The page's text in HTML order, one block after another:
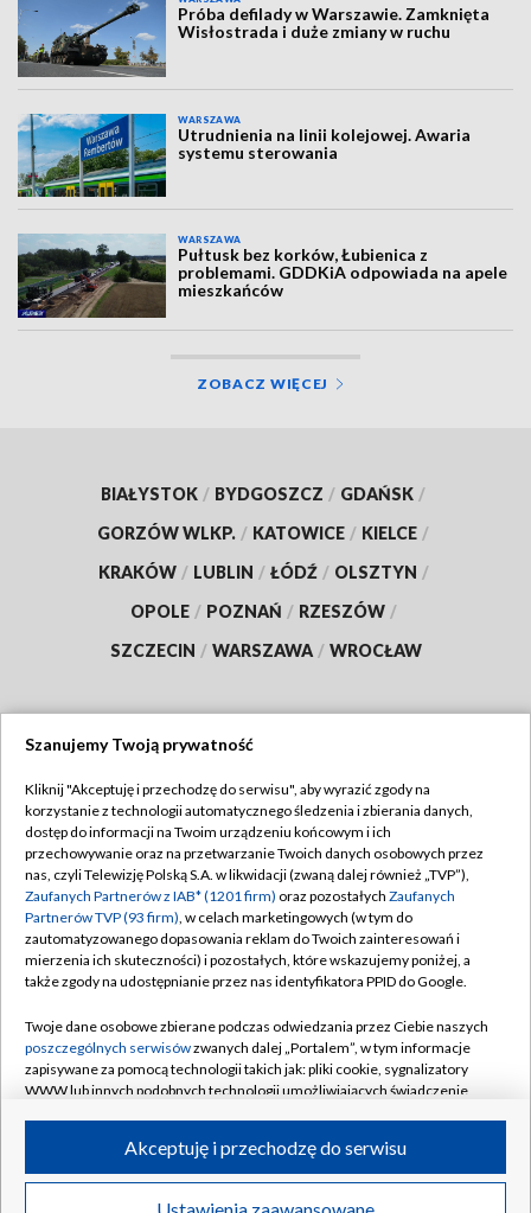
Próba defilady w Warszawie. Zamknięta
Wisłostrada i duże zmiany w ruchu
WARSZAWA
Utrudnienia na linii kolejowej. Awaria
systemu sterowania
WARSZAWA
Pułtusk bez korków, Łubienica z
problemami. GDDKiA odpowiada na apele
mieszkańców
ZOBACZ WIĘCEJ
BIAŁYSTOK / BYDGOSZCZ / GDAŃSK /
GORZÓW WLKP. / KATOWICE / KIELCE /
KRAKÓW / LUBLIN / ŁÓDŹ / OLSZTYN /
OPOLE / POZNAŃ / RZESZÓW /
SZCZECIN / WARSZAWA / WROCŁAW
TVP
Abonament TVP
Emisja w TVP
Centrum informacji TVP
Naziemna Telewizja Cyfrowa
Rada Programowa
System NOS
Informacje o nadawcy
Program dla prasy
Regulamin TVP
Polityka prywatności
Moje zgody
Pomoc
Kontakt
Kanały
©2026 Telewizja Polska S.A. w likwidacji
Szanujemy Twoją prywatność
Kliknij "Akceptuję i przechodzę do serwisu", aby wyrazić zgody na
korzystanie z technologii automatycznego śledzenia i zbierania danych,
dostęp do informacji na Twoim urządzeniu końcowym i ich
przechowywanie oraz na przetwarzanie Twoich danych osobowych przez
nas, czyli Telewizję Polską S.A. w likwidacji (zwaną dalej również „TVP”),
Zaufanych Partnerów z IAB* (1201 firm) oraz pozostałych Zaufanych
Partnerów TVP (93 firm), w celach marketingowych (w tym do
zautomatyzowanego dopasowania reklam do Twoich zainteresowań i
mierzenia ich skuteczności) i pozostałych, które wskazujemy poniżej, a
także zgody na udostępnianie przez nas identyfikatora PPID do Google.
Twoje dane osobowe zbierane podczas odwiedzania przez Ciebie naszych
poszczególnych serwisówzwanych dalej „Portalem”, w tym informacje
zapisywane za pomocą technologii takich jak: pliki cookie, sygnalizatory
WWW lub innych podobnych technologii umożliwiających świadczenie
ruchu w Internecie.
Twoje dane osobowe zbierane podczas odwiedzania przez Ciebie
Akceptuję i przechodzę do serwisu